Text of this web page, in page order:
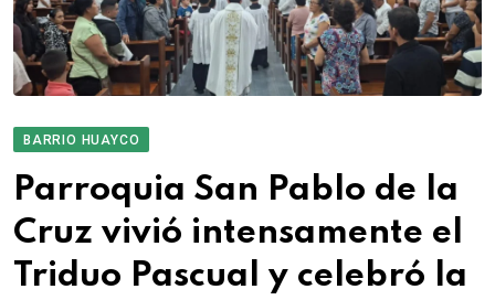
BARRIO HUAYCO
Parroquia San Pablo de la
Cruz vivió intensamente el
Triduo Pascual y celebró la